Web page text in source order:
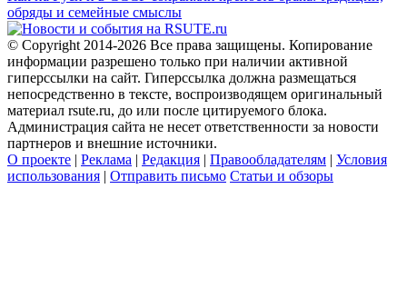
обряды и семейные смыслы
© Copyright 2014-2026 Все права защищены. Копирование
информации разрешено только при наличии активной
гиперссылки на сайт. Гиперссылка должна размещаться
непосредственно в тексте, воспроизводящем оригинальный
материал rsute.ru, до или после цитируемого блока.
Администрация сайта не несет ответственности за новости
партнеров и внешние источники.
О проекте | Реклама | Редакция | Правообладателям | Условия
использования | Отправить письмо Статьи и обзоры